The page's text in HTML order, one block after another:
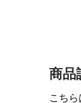
商品
こち